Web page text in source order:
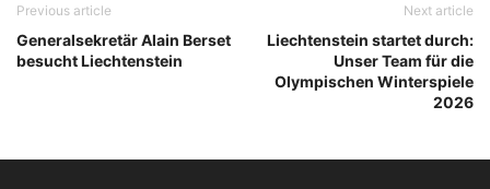
Previous article
Generalsekretär Alain Berset
besucht Liechtenstein
Next article
Liechtenstein startet durch:
Unser Team für die
Olympischen Winterspiele
2026